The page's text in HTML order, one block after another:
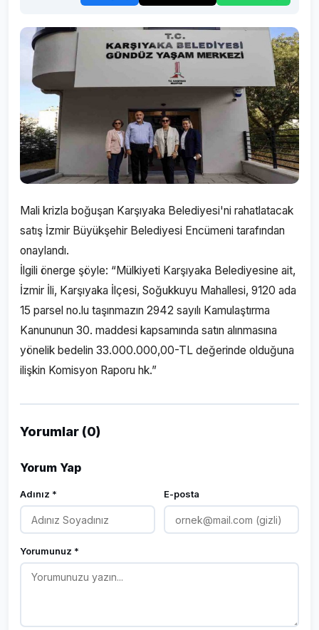
Mali krizla boğuşan Karşıyaka Belediyesi'ni rahatlatacak
satış İzmir Büyükşehir Belediyesi Encümeni tarafından
onaylandı.
İlgili önerge şöyle: “Mülkiyeti Karşıyaka Belediyesine ait,
İzmir İli, Karşıyaka İlçesi, Soğukkuyu Mahallesi, 9120 ada
15 parsel no.lu taşınmazın 2942 sayılı Kamulaştırma
Kanununun 30. maddesi kapsamında satın alınmasına
yönelik bedelin 33.000.000,00-TL değerinde olduğuna
ilişkin Komisyon Raporu hk.”
Yorumlar (0)
Yorum Yap
Adınız * E-posta
Yorumunuz *